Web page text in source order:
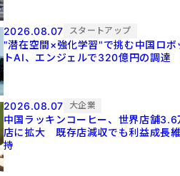
2026.08.07 スタートアップ
"潜在空間×強化学習"で挑む中国ロボ
トAI、エンジェルで320億円の調達
2026.08.07 大企業
中国ラッキンコーヒー、世界店舗3.6
店に拡大 既存店減収でも利益成長
持